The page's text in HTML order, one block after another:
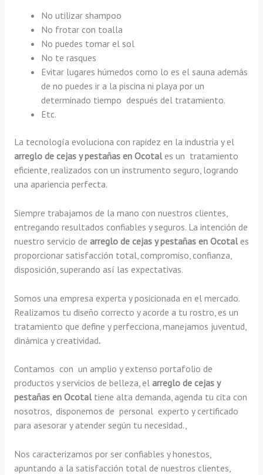
No utilizar shampoo
No frotar con toalla
No puedes tomar el sol
No te rasques
Evitar lugares húmedos como lo es el sauna además
de no puedes ir a la piscina ni playa por un
determinado tiempo después del tratamiento.
Etc.
La tecnología evoluciona con rapidez en la industria y el
arreglo de cejas y pestañas en Ocotales un tratamiento
eficiente, realizados con un instrumento seguro, logrando
una apariencia perfecta.
Siempre trabajamos de la mano con nuestros clientes,
entregando resultados confiables y seguros. La intención de
nuestro servicio de arreglo de cejas y pestañas en Ocotal es
proporcionar satisfacción total, compromiso, confianza,
disposición, superando así las expectativas.
Somos una empresa experta y posicionada en el mercado.
Realizamos tu diseño correcto y acorde a tu rostro, es un
tratamiento que define y perfecciona, manejamos juventud,
dinámica y creatividad.
Contamos con un amplio y extenso portafolio de
productos y servicios de belleza, el arreglo de cejas y
pestañas en Ocotaltiene alta demanda, agenda tu cita con
nosotros, disponemos de personal experto y certificado
para asesorar y atender según tu necesidad.,
Nos caracterizamos por ser confiables y honestos,
apuntando a la satisfacción total de nuestros clientes,